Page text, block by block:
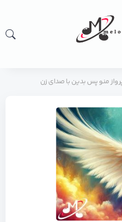
منو پس بدین با صدای زن